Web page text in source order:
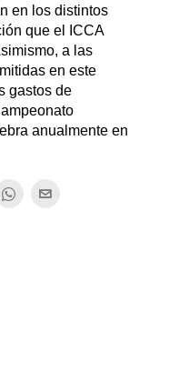
en los distintos
que el ICCA
a las
en este
gastos de
anualmente en